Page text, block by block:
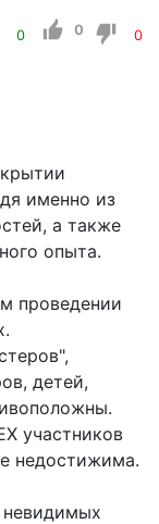
0 0 0
именно из
а также
опыта.
проведении
детей,
участников
недостижима.
невидимых